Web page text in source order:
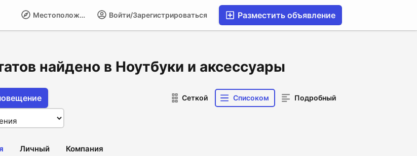
Разместить объявление
Войти/Зарегистрироваться
Местоположение
найдено в Ноутбуки и аксессуары
Сеткой Списоком Подробный
Личный Компания